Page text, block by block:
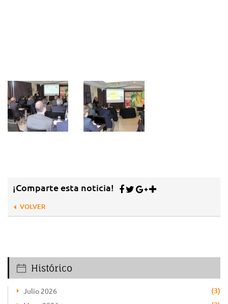
¡Comparte esta noticia!
VOLVER
Histórico
Julio 2026 (3)